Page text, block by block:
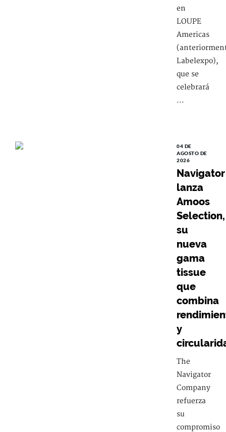
en
LOUPE
Americas
Labelexpo),
que se
celebrará
...
04 DE
AGOSTO DE
2026
Navigator
lanza
Amoos
Selection,
su
nueva
gama
tissue
que
combina
y
The
Navigator
Company
refuerza
su
compromiso